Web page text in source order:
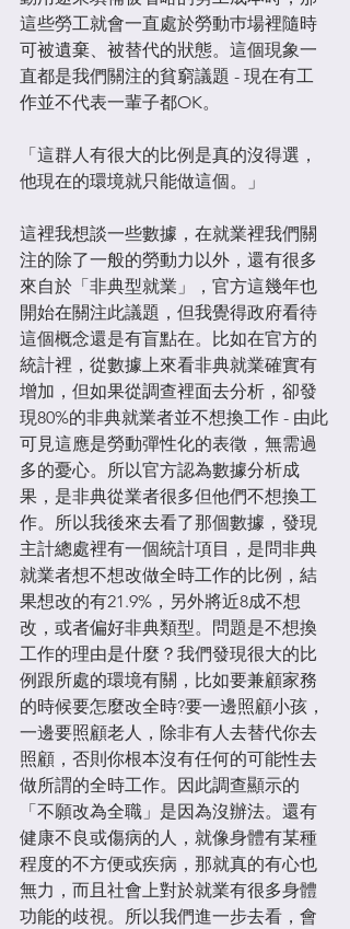
這些勞工就會一直處於勞動巿場裡隨時
可被遺棄、被替代的狀態。這個現象一
直都是我們關注的貧窮議題 - 現在有工
作並不代表一輩子都OK。​
「這群人有很大的比例是真的沒得選，
他現在的環境就只能做這個。」​
這裡我想談一些數據，在就業裡我們關
注的除了一般的勞動力以外，還有很多
來自於「非典型就業」，官方這幾年也
開始在關注此議題，但我覺得政府看待
這個概念還是有盲點在。比如在官方的
統計裡，從數據上來看非典就業確實有
增加，但如果從調查裡面去分析，卻發
現80%的非典就業者並不想換工作 - 由此
可見這應是勞動彈性化的表徵，無需過
多的憂心。所以官方認為數據分析成
果，是非典從業者很多但他們不想換工
作。所以我後來去看了那個數據，發現
主計總處裡有一個統計項目，是問非典
就業者想不想改做全時工作的比例，結
果想改的有21.9%，另外將近8成不想
改，或者偏好非典類型。問題是不想換
工作的理由是什麼？我們發現很大的比
例跟所處的環境有關，比如要兼顧家務
的時候要怎麼改全時?要一邊照顧小孩，
一邊要照顧老人，除非有人去替代你去
照顧，否則你根本沒有任何的可能性去
做所謂的全時工作。因此調查顯示的
「不願改為全職」是因為沒辦法。還有
健康不良或傷病的人，就像身體有某種
程度的不方便或疾病，那就真的有心也
無力，而且社會上對於就業有很多身體
功能的歧視。所以我們進一步去看，會